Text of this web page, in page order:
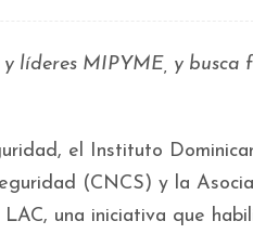
líderes MIPYME, y busca
el Instituto
(CNCS) y la
una iniciativa que